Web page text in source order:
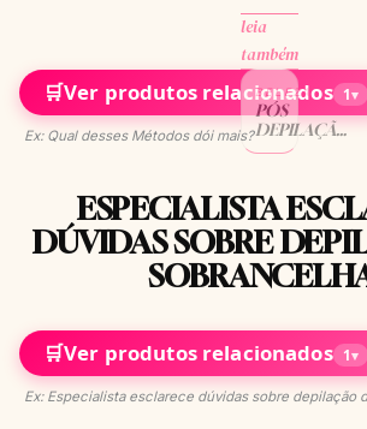
leia
também
BELEZA
PÓS
DEPILAÇÃO
SEM
LENDO →
🛒Ver produtos relacionados 1▾
Ex: Qual desses Métodos dói mais?
ESPECIALISTA
DÚVIDAS SOBRE
🛒Ver produtos relacionados 1▾
Ex: Especialista esclarece dúvidas sobre depilação